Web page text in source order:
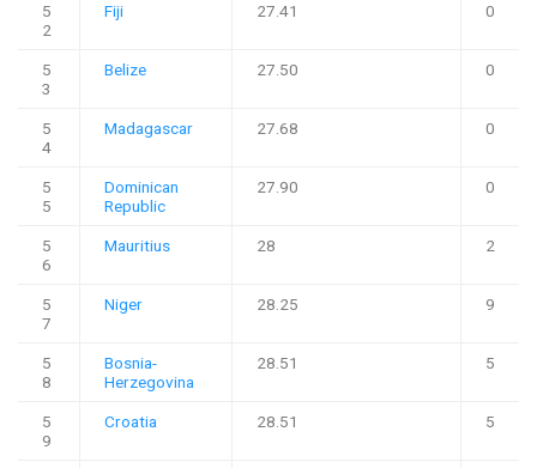
5
2
Fiji 27.41 0
5
3
Belize 27.50 0
5
4
Madagascar 27.68 0
5
5
Dominican
Republic
27.90 0
5
6
Mauritius 28 2
5
7
Niger 28.25 9
5
8
Bosnia-
Herzegovina
28.51 5
5
9
Croatia 28.51 5